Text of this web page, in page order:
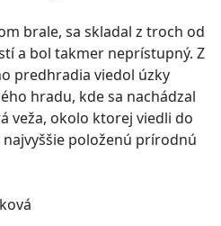
brale, sa skladal z troch od
a bol takmer neprístupný. Z
predhradia viedol úzky
hradu, kde sa nachádzal
veža, okolo ktorej viedli do
položenú prírodnú